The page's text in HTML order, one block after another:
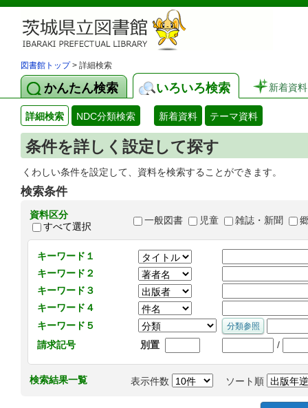
図書館トップ> 詳細検索
かんたん検索 いろいろ検索 新着資料
詳細検索 NDC分類検索 新着資料 テーマ資料
条件を詳しく設定して探す
くわしい条件を設定して、資料を検索することができます。
検索条件
資料区分
すべて選択
一般図書 児童 雑誌・新聞
キーワード１
キーワード２
キーワード３
キーワード４
キーワード５
請求記号
別置 /
検索結果一覧 表示件数 ソート順